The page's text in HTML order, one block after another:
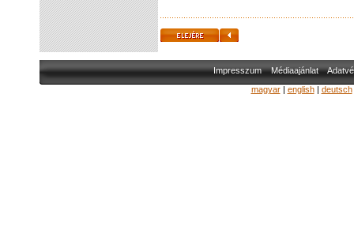
Impresszum Médiaajánlat
magyar| english| deutsch